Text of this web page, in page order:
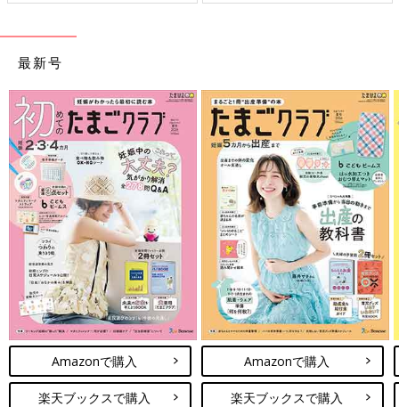
最新号
Amazonで購入
楽天ブックスで購入
Amazonで購入
楽天ブックスで購入